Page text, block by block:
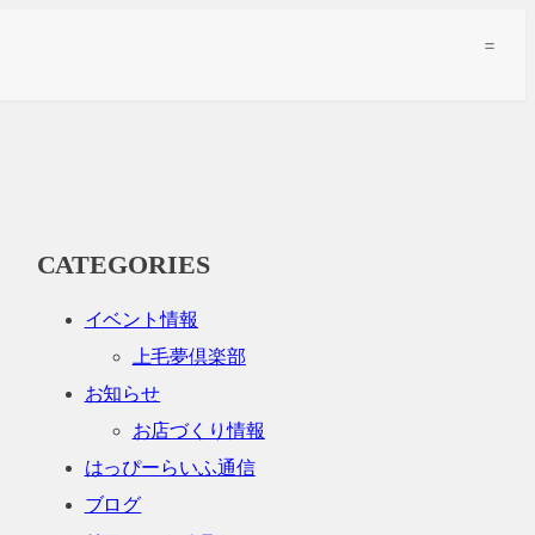
CATEGORIES
イベント情報
上毛夢倶楽部
お知らせ
お店づくり情報
はっぴーらいふ通信
ブログ